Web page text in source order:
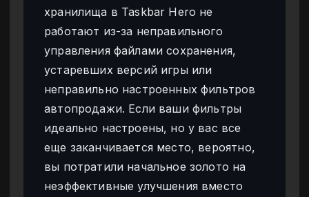
хранилища в Taskbar Hero не
работают из-за неправильного
управления файлами сохранения,
устаревших версий игры или
неправильно настроенных фильтров
автопродажи. Если ваши фильтры
идеально настроены, но у вас все
еще заканчивается место, вероятно,
вы потратили начальное золото на
неэффективные улучшения вместо